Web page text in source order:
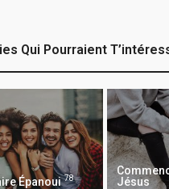
Qui Pourraient
Épanoui 78
Jésus